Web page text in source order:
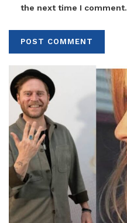
the next time I comment.